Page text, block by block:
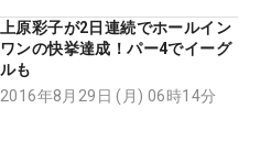
上原彩子が2日連続でホールイン
ワンの快挙達成！パー4でイーグ
ルも
2016年8月29日 (月) 06時14分